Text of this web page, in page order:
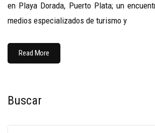
en Playa Dorada, Puerto Plata; un
medios especializados de turismo y
Read More
Buscar